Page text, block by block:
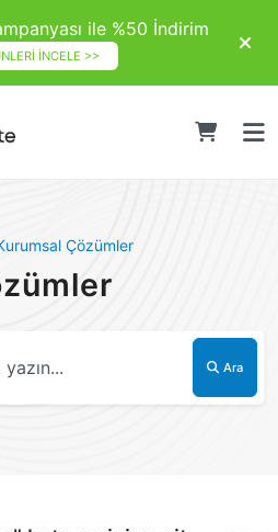
ile %50 İndirim
İNCELE >>
Çözümler
Ara